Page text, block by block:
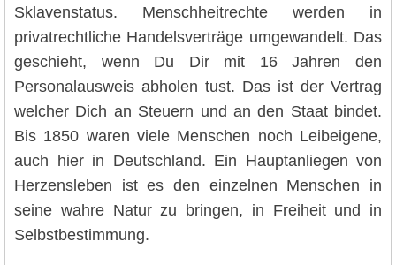
Sklavenstatus. Menschheitrechte werden in
privatrechtliche Handelsverträge umgewandelt. Das
geschieht, wenn Du Dir mit 16 Jahren den
Personalausweis abholen tust. Das ist der Vertrag
welcher Dich an Steuern und an den Staat bindet.
Bis 1850 waren viele Menschen noch Leibeigene,
auch hier in Deutschland. Ein Hauptanliegen von
Herzensleben ist es den einzelnen Menschen in
seine wahre Natur zu bringen, in Freiheit und in
Selbstbestimmung.